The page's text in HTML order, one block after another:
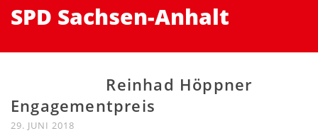
SPD Sachsen-Anhalt
Reinhad Höppner
Engagementpreis
29. JUNI 2018